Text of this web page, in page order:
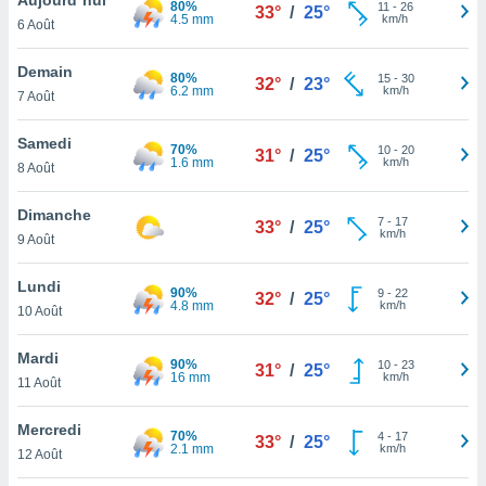
et
»,
au
vous
qu'ils
ou
le
ainsi
un
la
du
6 Août
80%
4.5 mm
33° / 25° 11 - 26
km/h
Demain
7 Août
80%
6.2 mm
32° / 23° 15- 30
km/h
Samedi
8 Août
70%
1.6 mm
31° / 25° 10- 20
km/h
Dimanche
9 Août
33° / 25° 7- 17
km/h
Lundi
10 Août
90%
4.8 mm
32° / 25° 9- 22
km/h
Mardi
11 Août
90%
16 mm
31° / 25° 10- 23
km/h
Mercredi
12 Août
70%
2.1 mm
33° / 25° 4- 17
km/h